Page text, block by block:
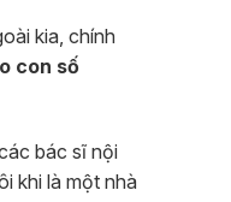
kia, chính
con số
bác sĩ nội
khi là một nhà